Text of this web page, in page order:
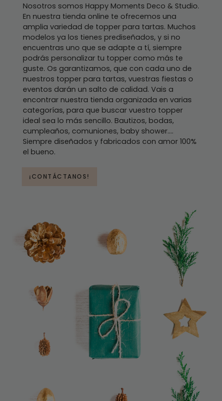
Nosotros somos Happy Moments Deco & Studio.
En nuestra tienda online te ofrecemos una
amplia variedad de topper para tartas. Muchos
modelos ya los tienes prediseñados, y si no
encuentras uno que se adapte a tí, siempre
podrás personalizar tu topper como más te
guste. Os garantizamos, que con cada uno de
nuestros topper para tartas, vuestras fiestas o
eventos darán un salto de calidad. Vais a
encontrar nuestra tienda organizada en varias
categorías, para que buscar vuestro topper
ideal sea lo más sencillo. Bautizos, bodas,
cumpleaños, comuniones, baby shower....
Siempre diseñados y fabricados con amor 100%
el bueno.
¡CONTÁCTANOS!